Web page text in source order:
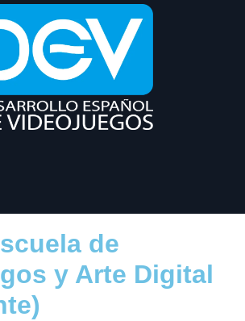
de
y Arte Digital